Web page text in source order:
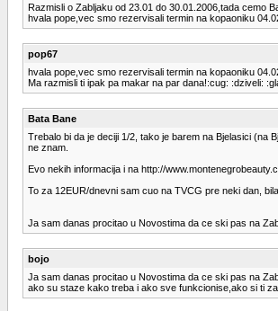
Razmisli o Zabljaku od 23.01 do 30.01.2006,tada cemo
hvala pope,vec smo rezervisali termin na kopaoniku
pop67
hvala pope,vec smo rezervisali termin na kopaoniku
Ma razmisli ti ipak pa makar na par dana!:cug: :dziveli:
Bata Bane
Trebalo bi da je deciji 1/2, tako je barem na Bjelasici (na
ne znam.
Evo nekih informacija i na http://
To za 12EUR/dnevni sam cuo na TVCG pre neki dan,
Ja sam danas procitao u Novostima da ce ski pas na
bojo
Ja sam danas procitao u Novostima da ce ski pas na
ako su staze kako treba i ako sve funkcionise,ako si ti